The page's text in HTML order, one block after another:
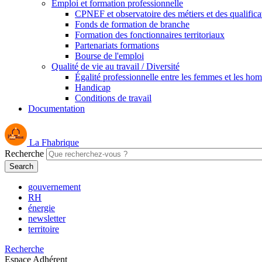
Emploi et formation professionnelle
CPNEF et observatoire des métiers et des
Fonds de formation de branche
Formation des fonctionnaires territoriaux
Partenariats formations
Bourse de l'emploi
Qualité de vie au travail / Diversité
Égalité professionnelle entre les femmes et les
Handicap
Conditions de travail
Documentation
La Fhabrique
Recherche
gouvernement
RH
énergie
newsletter
territoire
Recherche
Espace Adhérent